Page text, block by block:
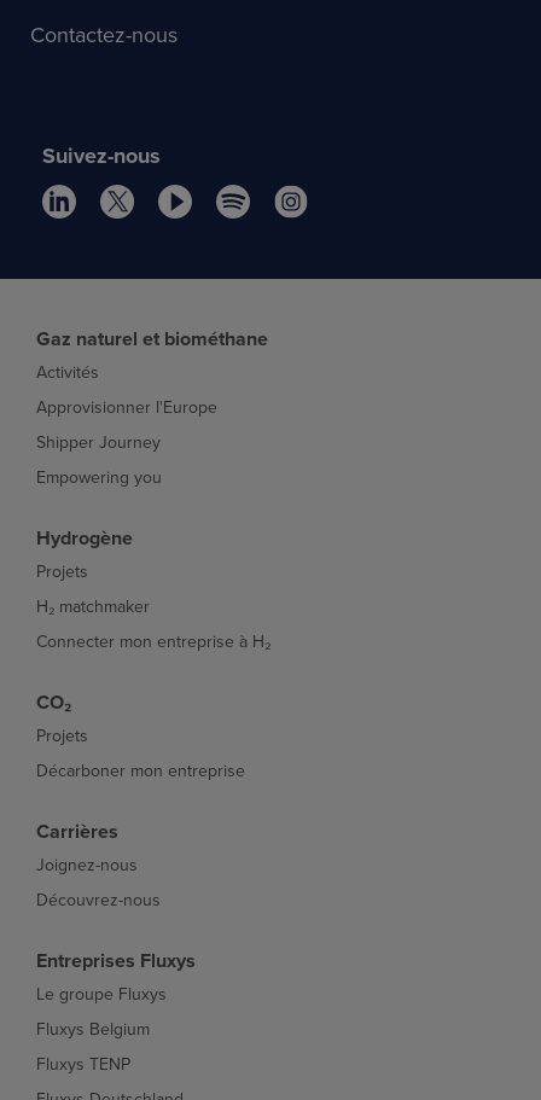
Contactez-nous
Suivez-nous
Gaz naturel et biométhane
Activités
Approvisionner l'Europe
Shipper Journey
Empowering you
Hydrogène
Projets
H₂ matchmaker
Connecter mon entreprise à H₂
CO₂
Projets
Décarboner mon entreprise
Carrières
Joignez-nous
Découvrez-nous
Entreprises Fluxys
Le groupe Fluxys
Fluxys Belgium
Fluxys TENP